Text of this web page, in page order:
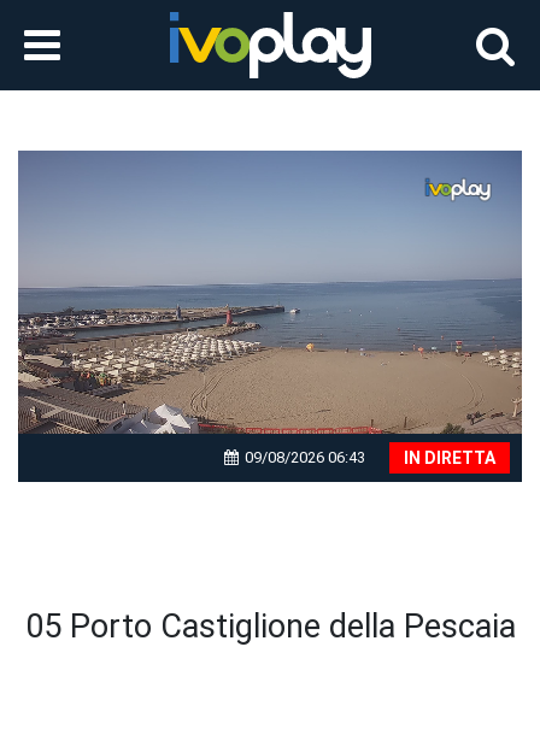
of
09/08/2026 06:43 IN DIRETTA
05 Porto Castiglione della Pescaia